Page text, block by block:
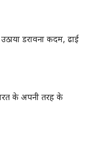
डरावना कदम, ढाई
के अपनी तरह के